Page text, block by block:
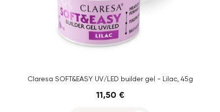
Claresa SOFT&EASY UV/LED builder gel - Lilac, 45g
11,50 €